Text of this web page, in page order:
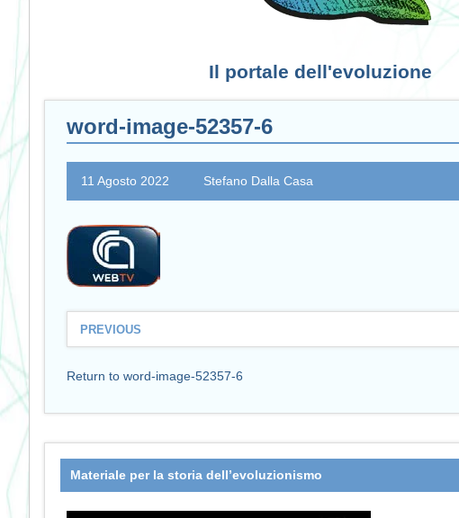
Il portale dell'evoluzione
word-image-52357-6
11 Agosto 2022 Stefano Dalla Casa
PREVIOUS
Return to word-image-52357-6
Materiale per la storia dell’evoluzionismo